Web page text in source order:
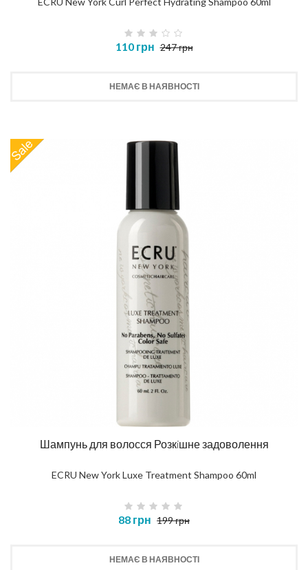
110 грн 247 грн
НЕМАЄ В НАЯВНОСТІ
Шампунь для волосся Розкiшне задоволення
ECRU New York Luxe Treatment Shampoo 60ml
88 грн 199 грн
НЕМАЄ В НАЯВНОСТІ